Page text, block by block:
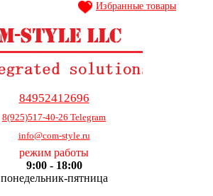
84952412696
8(925)517-40-26 Telegram
info@com-style.ru
режим работы
9:00 - 18:00
понедельник-пятница
Избранные товары